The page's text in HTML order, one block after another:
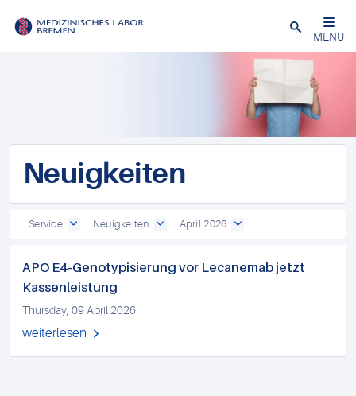
Schließen
MENU
Neuigkeiten
Service Neuigkeiten April 2026
APO E4-Genotypisierung vor Lecanemab jetzt
Kassenleistung
Thursday, 09 April 2026
weiterlesen